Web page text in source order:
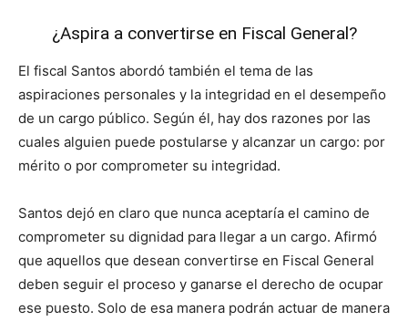
¿Aspira a convertirse en Fiscal General?
El fiscal Santos abordó también el tema de las
aspiraciones personales y la integridad en el desempeño
de un cargo público. Según él, hay dos razones por las
cuales alguien puede postularse y alcanzar un cargo: por
mérito o por comprometer su integridad.
Santos dejó en claro que nunca aceptaría el camino de
comprometer su dignidad para llegar a un cargo. Afirmó
que aquellos que desean convertirse en Fiscal General
deben seguir el proceso y ganarse el derecho de ocupar
ese puesto. Solo de esa manera podrán actuar de manera